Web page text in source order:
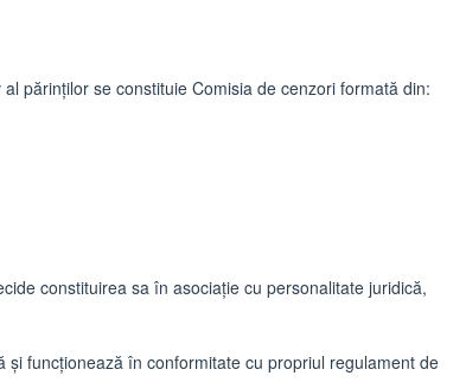
părinților se constituie Comisia de cenzori formată din:
constituirea sa în asociație cu personalitate juridică,
funcționează în conformitate cu propriul regulament de